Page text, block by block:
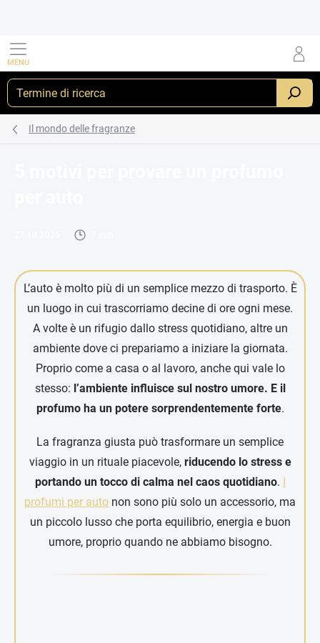
RICERCA
Il mondo delle fragranze
L’auto è molto più di un semplice mezzo di trasporto. È
un luogo in cui trascorriamo decine di ore ogni mese.
A volte è un rifugio dallo stress quotidiano, altre un
ambiente dove ci prepariamo a iniziare la giornata.
Proprio come a casa o al lavoro, anche qui vale lo
stesso: l’ambiente influisce sul nostro umore. E il
profumo ha un potere sorprendentemente forte.
La fragranza giusta può trasformare un semplice
viaggio in un rituale piacevole, riducendo lo stress e
portando un tocco di calma nel caos quotidiano. I
profumi per auto non sono più solo un accessorio, ma
un piccolo lusso che porta equilibrio, energia e buon
umore, proprio quando ne abbiamo bisogno.